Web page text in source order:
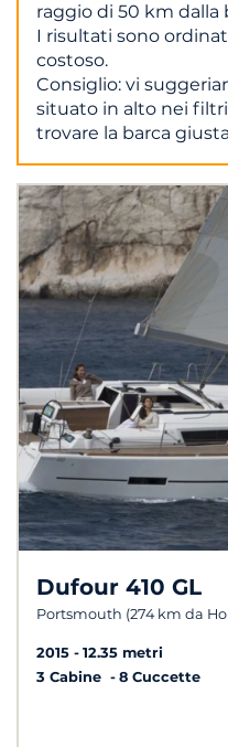
raggio di 50 km dalla
I risultati sono
costoso.
Consiglio: vi
situato in alto nei
trovare la barca
Dufour 410 GL
Portsmouth (274 km da
2015
12.35 metri
3 Cabine
8 Cuccette